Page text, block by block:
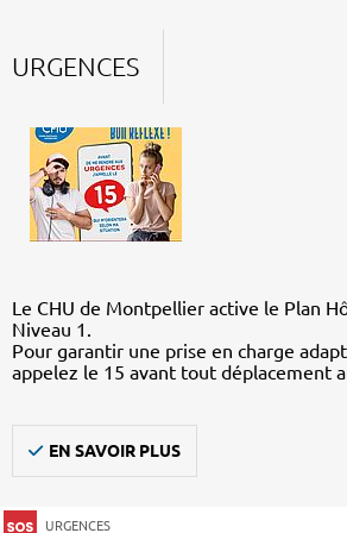
URGENCES
Le CHU de Montpellier active le Plan
Niveau 1.
Pour garantir une prise en charge
appelez le 15 avant tout déplacement
EN SAVOIR PLUS
URGENCES